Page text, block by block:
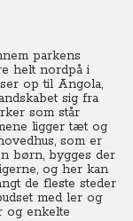
parkens
helt nordpå i
op til Angola,
sig fra
som står
ligger tæt og
som er
børn, bygges der
og her kan
de fleste steder
med ler og
og enkelte